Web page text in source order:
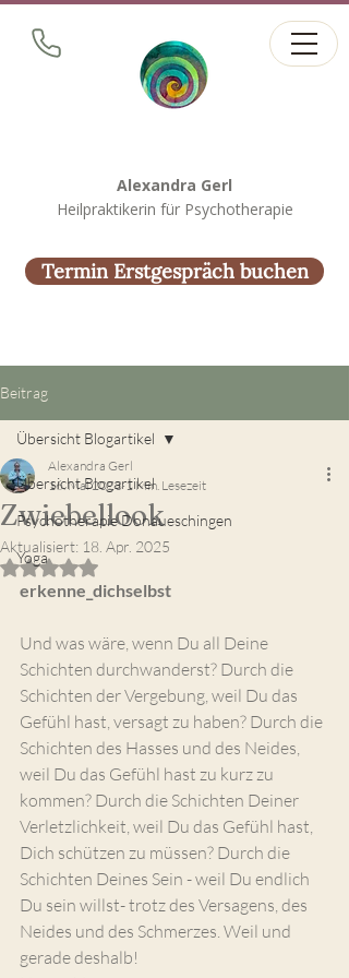
Alexandra Gerl
Heilpraktikerin für Psychotherapie
Termin Erstgespräch buchen
Beitrag
Übersicht Blogartikel
Psychotherapie Donaueschingen
Yoga
Übersicht Blogartikel
Zwiebellook
Alexandra Gerl
16. Mai 2023 1 Min. Lesezeit
Aktualisiert: 18. Apr. 2025
Mit NaN von 5 Sternen bewertet.
erkenne_dichselbst
Und was wäre, wenn Du all Deine
Schichten durchwanderst? Durch die
Schichten der Vergebung, weil Du das
Gefühl hast, versagt zu haben? Durch die
Schichten des Hasses und des Neides,
weil Du das Gefühl hast zu kurz zu
kommen? Durch die Schichten Deiner
Verletzlichkeit, weil Du das Gefühl hast,
Dich schützen zu müssen? Durch die
Schichten Deines Sein - weil Du endlich
Du sein willst- trotz des Versagens, des
Neides und des Schmerzes. Weil und
gerade deshalb!